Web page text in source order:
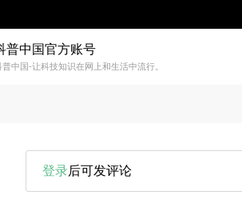
普中国官方账号
普中国-让科技知识在网上和生活中流行。
登录后可发评论